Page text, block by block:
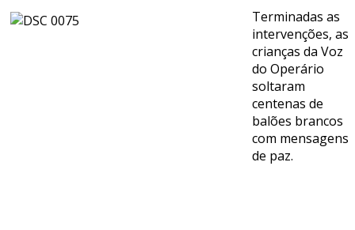
Terminadas as
intervenções, as
crianças da Voz
do Operário
soltaram
centenas de
balões brancos
com mensagens
de paz.